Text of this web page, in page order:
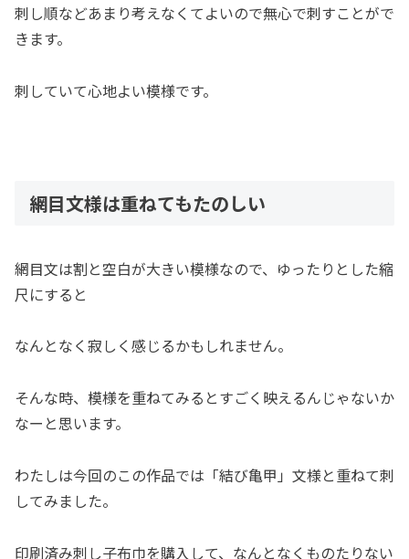
刺し順などあまり考えなくてよいので無心で刺すことがで
きます。
刺していて心地よい模様です。
網目文様は重ねてもたのしい
網目文は割と空白が大きい模様なので、ゆったりとした縮
尺にすると
なんとなく寂しく感じるかもしれません。
そんな時、模様を重ねてみるとすごく映えるんじゃないか
なーと思います。
わたしは今回のこの作品では「結び亀甲」文様と重ねて刺
してみました。
印刷済み刺し子布巾を購入して、なんとなくものたりない